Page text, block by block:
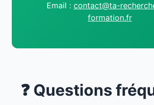
Email : contact@ta-
formation.fr
❓ Questions